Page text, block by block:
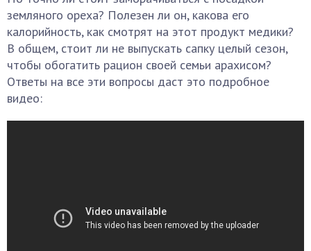
земляного ореха? Полезен ли он, какова его
калорийность, как смотрят на этот продукт медики?
В общем, стоит ли не выпускать сапку целый сезон,
чтобы обогатить рацион своей семьи арахисом?
Ответы на все эти вопросы даст это подробное
видео: